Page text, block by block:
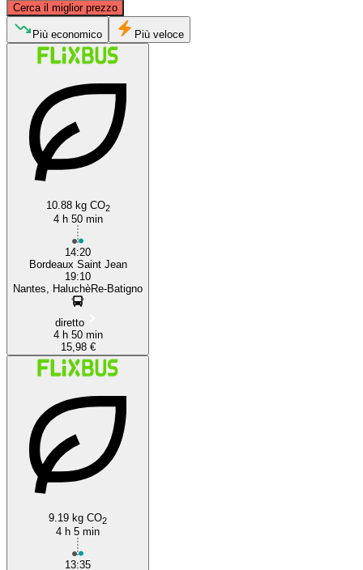
Cerca il miglior prezzo
Nantes
Più economico Più veloce
10.88 kg CO2
4 h 50 min
14:20
Bordeaux Saint Jean
19:10
Nantes, HaluchèRe-Batigno
diretto
4 h 50 min
15,98 €
9.19 kg CO2
4 h 5 min
13:35